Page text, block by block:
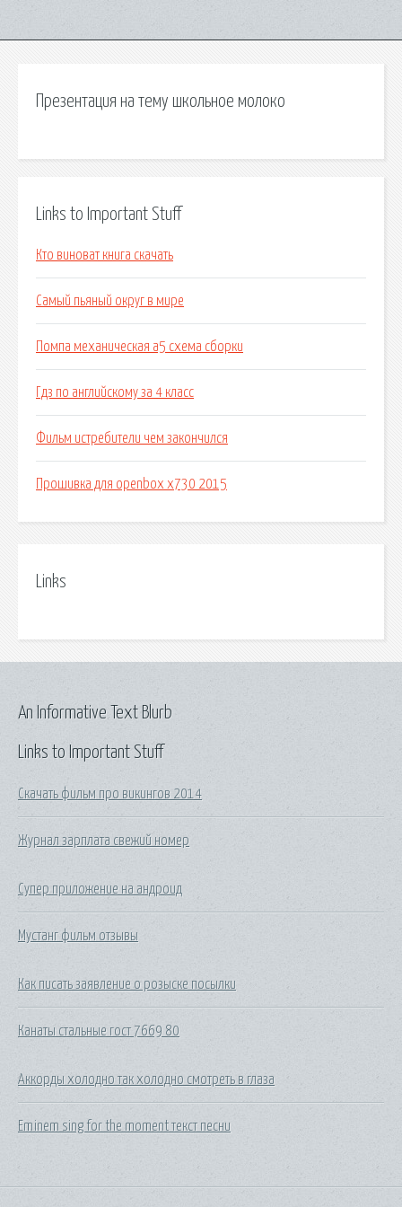
Презентация на тему школьное молоко
Links to Important Stuff
Кто виноват книга скачать
Сaмый пьяный округ в мире
Помпа механическая а5 схема сборки
Гдз по английскому за 4 класс
Фильм истребители чем закончился
Прошивка для openbox x730 2015
Links
Links to Important Stuff
Скачать фильм про викингов 2014
Журнал зарплата свежий номер
Супер приложение на андроид
Мустанг фильм отзывы
Как писать заявление о розыске посылки
Канаты стальные гост 7669 80
Аккорды холодно так холодно смотреть в глаза
Eminem sing for the moment текст песни
An Informative Text Blurb